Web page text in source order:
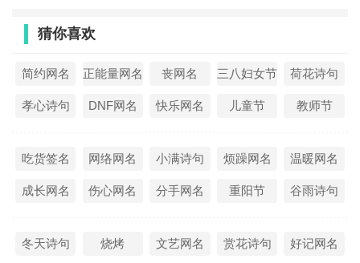
44、青春让莪
45、好好恋爱
46、个性是一种态度i
48、【 心有〃余悸 】
49、長春做夢
51、［Owen］
猜你喜欢
简约网名 正能量网名 丧网名 三八妇女节 荷花诗句
孝心诗句 DNF网名 快乐网名 儿童节 教师节
吃货签名 网络网名 小满诗句 烦躁网名 温暖网名
成长网名 伤心网名 分手网名 重阳节 谷雨诗句
冬天诗句 烧烤 文艺网名 赏花诗句 好记网名